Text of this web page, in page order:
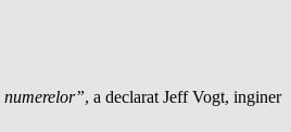
numerelor”, a declarat Jeff Vogt, inginer